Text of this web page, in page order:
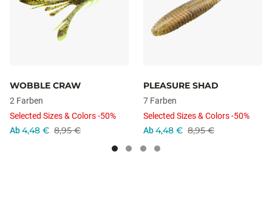
WOBBLE CRAW
2 Farben
Selected Sizes & Colors -50%
Ab
8,95 €
4,48 €
PLEASURE SHAD
7 Farben
Selected Sizes & Colors -50%
Ab
8,95 €
4,48 €